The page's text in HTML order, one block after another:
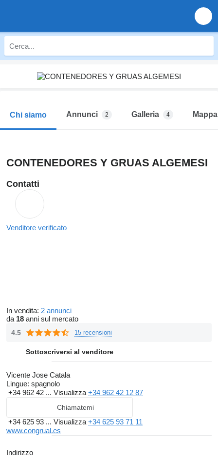
Chi siamo Annunci 2 Galleria 4 Mappa
CONTENEDORES Y GRUAS ALGEMESI
Contatti
Venditore verificato
In vendita: 2 annunci
da 18 anni sul mercato
4.5 15 recensioni
Sottoscriversi al venditore
Vicente Jose Catala
Lingue: spagnolo
+34 962 42 ... Visualizza +34 962 42 12 87
Chiamatemi
+34 625 93 ... Visualizza +34 625 93 71 11
www.congrual.es
Indirizzo